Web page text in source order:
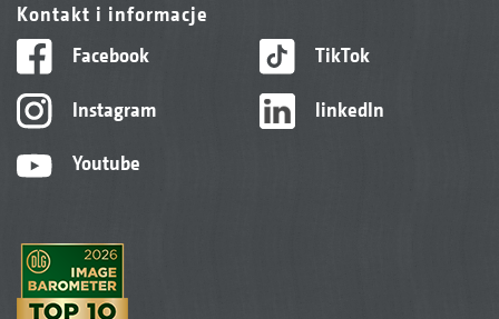
Kontakt i informacje
Facebook
Instagram
Youtube
TikTok
linkedIn